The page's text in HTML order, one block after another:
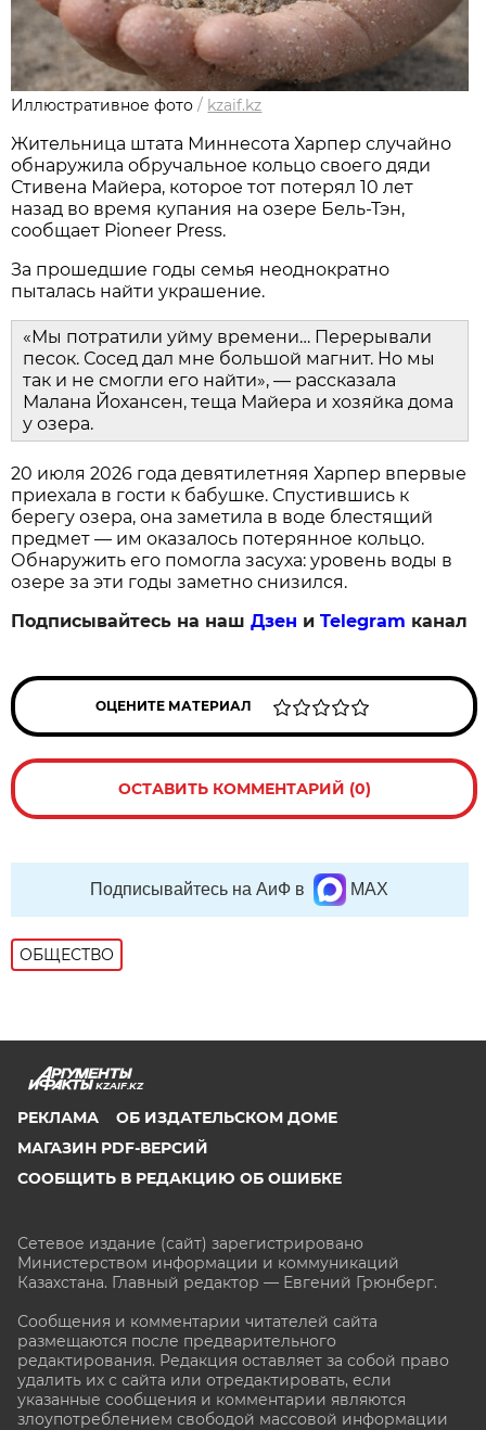
Иллюстративное фото / kzaif.kz
Жительница штата Миннесота Харпер случайно
обнаружила обручальное кольцо своего дяди
Стивена Майера, которое тот потерял 10 лет
назад во время купания на озере Бель-Тэн,
сообщает Pioneer Press.
За прошедшие годы семья неоднократно
пыталась найти украшение.
«Мы потратили уйму времени… Перерывали
песок. Сосед дал мне большой магнит. Но мы
так и не смогли его найти», — рассказала
Малана Йохансен, теща Майера и хозяйка дома
у озера.
20 июля 2026 года девятилетняя Харпер впервые
приехала в гости к бабушке. Спустившись к
берегу озера, она заметила в воде блестящий
предмет — им оказалось потерянное кольцо.
Обнаружить его помогла засуха: уровень воды в
озере за эти годы заметно снизился.
Подписывайтесь на нашДзен иTelegram канал
ОЦЕНИТЕ МАТЕРИАЛ
ОСТАВИТЬ КОММЕНТАРИЙ (0)
Подписывайтесь на АиФ в MAX
ОБЩЕСТВО
KZAIF.KZ
РЕКЛАМА
ОБ ИЗДАТЕЛЬСКОМ ДОМЕ
МАГАЗИН PDF-ВЕРСИЙ
СООБЩИТЬ В РЕДАКЦИЮ ОБ ОШИБКЕ
Сетевое издание (сайт) зарегистрировано
Министерством информации и коммуникаций
Казахстана. Главный редактор — Евгений Грюнберг.
Сообщения и комментарии читателей сайта
размещаются после предварительного
редактирования. Редакция оставляет за собой право
удалить их с сайта или отредактировать, если
указанные сообщения и комментарии являются
злоупотреблением свободой массовой информации